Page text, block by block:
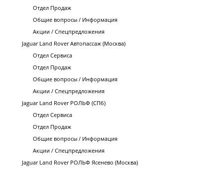
Отдел Продаж
Общие вопросы / Информация
Акции / Спецпредложения
Jaguar Land Rover Автопассаж (Москва)
Отдел Сервиса
Отдел Продаж
Общие вопросы / Информация
Акции / Спецпредложения
Jaguar Land Rover РОЛЬФ (СПб)
Отдел Сервиса
Отдел Продаж
Общие вопросы / Информация
Акции / Спецпредложения
Jaguar Land Rover РОЛЬФ Ясенево (Москва)